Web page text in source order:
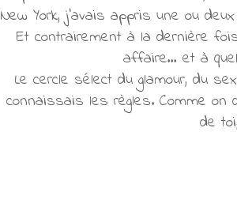
New York, j’avais appris une ou
Et contrairement à la dernière
affaire… et à
Le cercle sélect du glamour, du
connaissais les règles. Comme
de